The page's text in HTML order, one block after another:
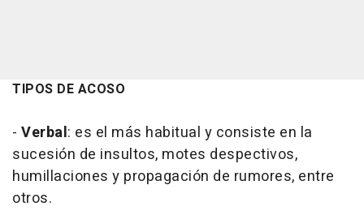
TIPOS DE ACOSO
- Verbal: es el más habitual y consiste en la
sucesión de insultos, motes despectivos,
humillaciones y propagación de rumores, entre
otros.